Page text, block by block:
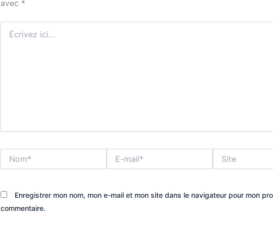
avec *
ici…
mail*
Enregistrer mon nom, mon e-mail et mon site dans le navigateur pour mon
commentaire.